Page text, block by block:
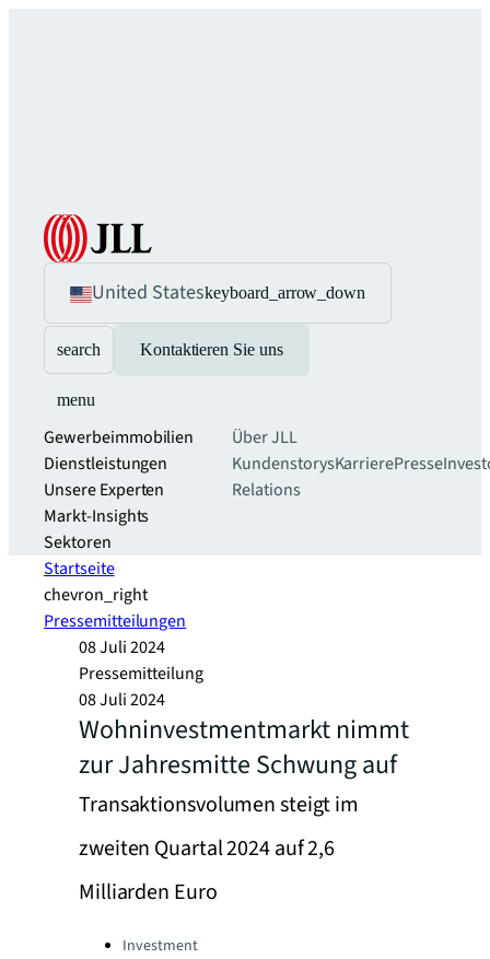
United Stateskeyboard_arrow_down
search Kontaktieren Sie uns
menu
Gewerbeimmobilien
Dienstleistungen
Unsere Experten
Markt-Insights
Sektoren​
Über JLL
KundenstorysKarrierePresse
Relations
Startseite
chevron_right
Pressemitteilungen
08 Juli 2024
Pressemitteilung
08 Juli 2024
Wohninvestmentmarkt nimmt
zur Jahresmitte Schwung auf
Transaktionsvolumen steigt im
zweiten Quartal 2024 auf 2,6
Milliarden Euro
Categories:Investment